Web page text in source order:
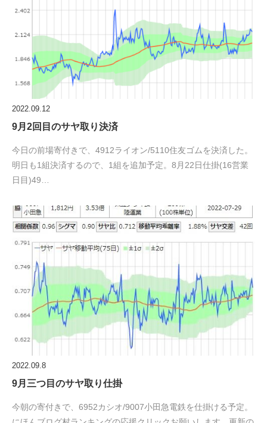
2022.09.12
9月2回目のサヤ取り決済
今日の前場寄付きで、4912ライオン/5110住友ゴムを決済した。
明日も1組決済するので、1組を追加予定。8月22日仕掛(16営業
日目)49…
2022.09.8
9月三つ目のサヤ取り仕掛
今朝の寄付きで、6952カシオ/9007小田急電鉄を仕掛ける予定。